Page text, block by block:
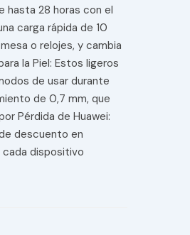
hasta 28 horas con el
carga rápida de 10
o relojes, y cambia
la Piel: Estos ligeros
de usar durante
de 0,7 mm, que
Pérdida de Huawei:
descuento en
cada dispositivo